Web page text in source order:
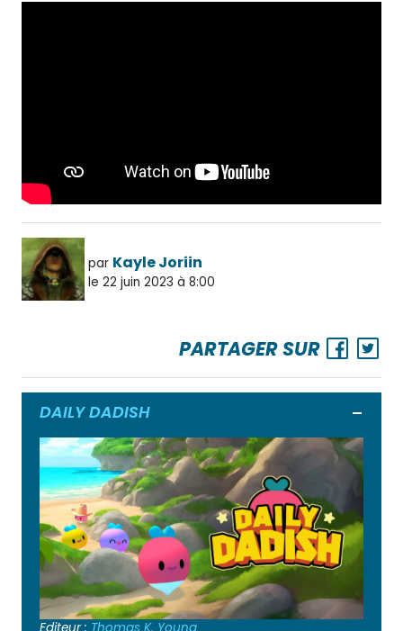
par Kayle Joriin
le 22 juin 2023 à 8:00
PARTAGER SUR
DAILY DADISH
Editeur : Thomas K. Young